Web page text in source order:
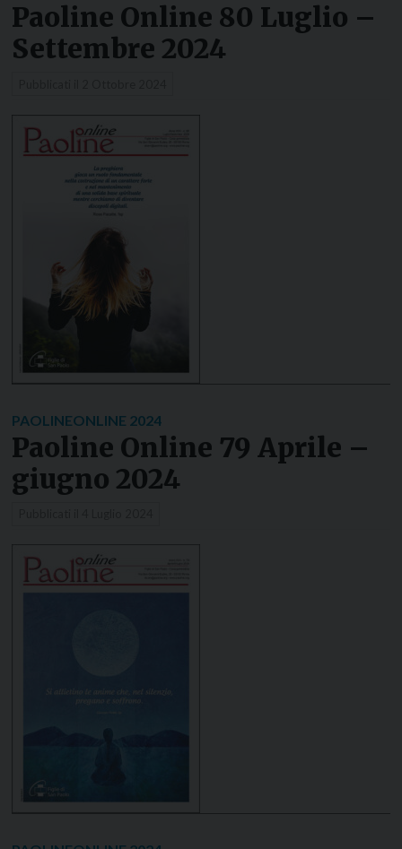
Paoline Online 80 Luglio –
Settembre 2024
PAOLINEONLINE 2024
Paoline Online 79 Aprile –
giugno 2024